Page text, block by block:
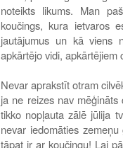
noteikts likums. Man
koučings, kura ietvaros
jautājumus un kā viens
apkārtējo vidi, apkārtējiem
Nevar aprakstīt otram
ja ne reizes nav
tikko nopļauta zālē jūlija
nevar iedomāties
tāpat ir ar koučingu! Lai